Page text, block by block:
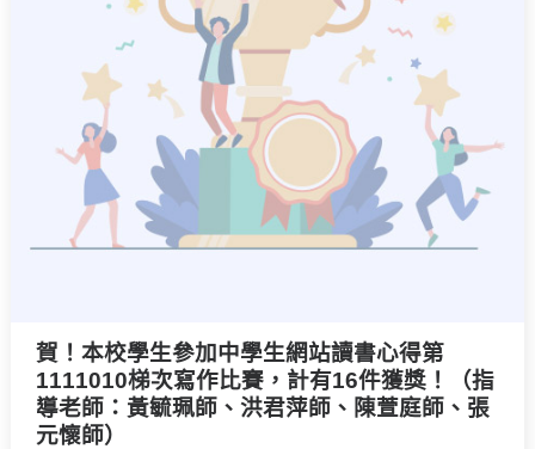
賀！本校學生參加中學生網站讀書心得第
1111010梯次寫作比賽，計有16件獲獎！（指
導老師：黃毓珮師、洪君萍師、陳萱庭師、張
元懷師）